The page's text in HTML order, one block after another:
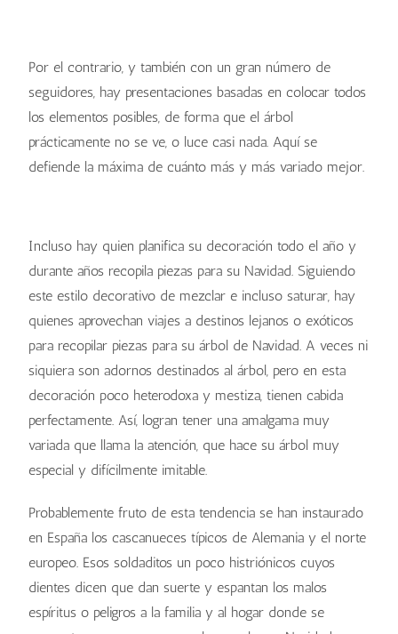
Por el contrario, y también con un gran número de
seguidores, hay presentaciones basadas en colocar todos
los elementos posibles, de forma que el árbol
prácticamente no se ve, o luce casi nada. Aquí se
defiende la máxima de cuánto más y más variado mejor.
Incluso hay quien planifica su decoración todo el año y
durante años recopila piezas para su Navidad. Siguiendo
este estilo decorativo de mezclar e incluso saturar, hay
quienes aprovechan viajes a destinos lejanos o exóticos
para recopilar piezas para su árbol de Navidad. A veces ni
siquiera son adornos destinados al árbol, pero en esta
decoración poco heterodoxa y mestiza, tienen cabida
perfectamente. Así, logran tener una amalgama muy
variada que llama la atención, que hace su árbol muy
especial y difícilmente imitable.
Probablemente fruto de esta tendencia se han instaurado
en España los cascanueces típicos de Alemania y el norte
europeo. Esos soldaditos un poco histriónicos cuyos
dientes dicen que dan suerte y espantan los malos
espíritus o peligros a la familia y al hogar donde se